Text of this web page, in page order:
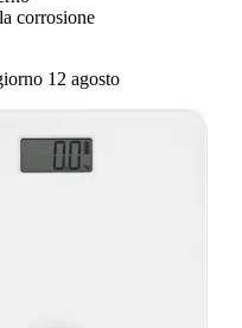
corrosione
12 agosto